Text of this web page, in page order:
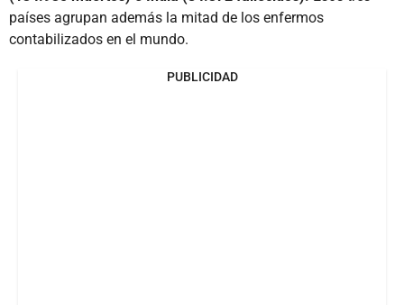
países agrupan además la mitad de los enfermos
contabilizados en el mundo.
PUBLICIDAD